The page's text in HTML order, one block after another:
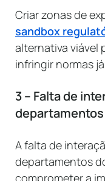
Criar zonas de
sandbox
alternativa viável
infringir normas
3 – Falta de
departamentos
A falta de
departamentos
comprometer a